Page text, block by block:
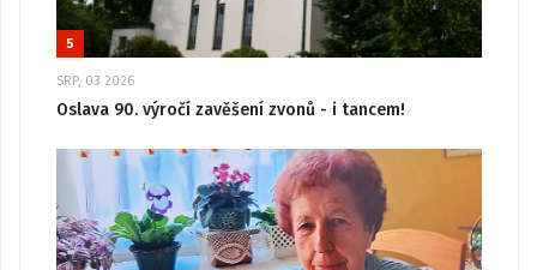
5
SRP, 03 2026
Oslava 90. výročí zavěšení zvonů - i tancem!